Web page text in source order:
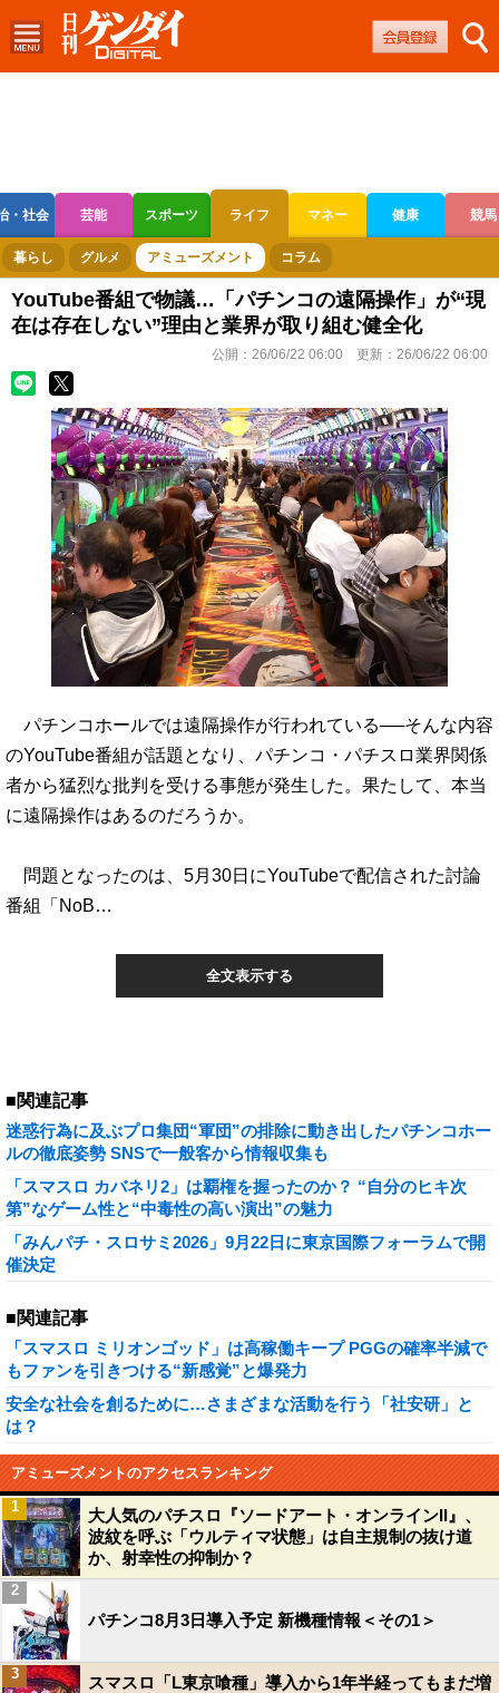
・社会 芸能 スポーツ ライフ マネー 健康 競馬
ボートレース 競輪 オートレース
暮らし グルメ アミューズメント コラム
YouTube番組で物議…「パチンコの遠隔操作」が“現
在は存在しない”理由と業界が取り組む健全化
公開： 26/06/22 06:00 更新： 26/06/22 06:00
パチンコホールでは遠隔操作が行われている──そんな内容
のYouTube番組が話題となり、パチンコ・パチスロ業界関係
者から猛烈な批判を受ける事態が発生した。果たして、本当
に遠隔操作はあるのだろうか。
問題となったのは、5月30日にYouTubeで配信された討論
番組「NoB…
全文表示する
■関連記事
迷惑行為に及ぶプロ集団“軍団”の排除に動き出したパチンコホー
ルの徹底姿勢 SNSで一般客から情報収集も
「スマスロ カバネリ2」は覇権を握ったのか？ “自分のヒキ次
第”なゲーム性と“中毒性の高い演出”の魅力
「みんパチ・スロサミ2026」9月22日に東京国際フォーラムで開
催決定
■関連記事
「スマスロ ミリオンゴッド」は高稼働キープ PGGの確率半減で
もファンを引きつける“新感覚”と爆発力
安全な社会を創るために…さまざまな活動を行う「社安研」と
は？
アミューズメントのアクセスランキング
大人気のパチスロ『ソードアート・オンラインII』、
波紋を呼ぶ「ウルティマ状態」は自主規制の抜け道
か、射幸性の抑制か？
1
パチンコ8月3日導入予定 新機種情報＜その1＞
2
スマスロ「L東京喰種」導入から1年半経ってもまだ増
3